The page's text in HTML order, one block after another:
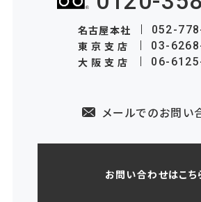
名古屋本社 052-
東京支店 03-
大阪支店 06-
メールでのお問い
お問い合わせはこち